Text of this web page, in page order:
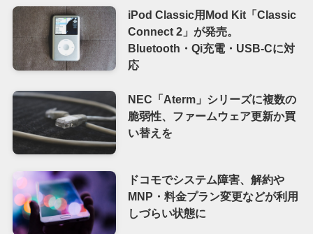
iPod Classic用Mod Kit「Classic
Connect 2」が発売。
Bluetooth・Qi充電・USB-Cに対
応
NEC「Aterm」シリーズに複数の
脆弱性、ファームウェア更新か買
い替えを
ドコモでシステム障害、解約や
MNP・料金プラン変更などが利用
しづらい状態に